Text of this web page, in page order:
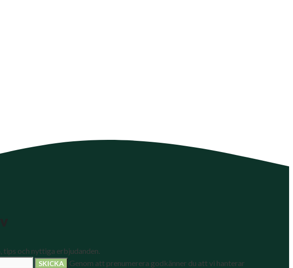
och nyttiga erbjudanden.
Genom att prenumerera godkänner du att vi hanterar